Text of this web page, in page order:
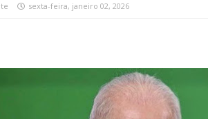
sexta-feira, janeiro 02, 2026